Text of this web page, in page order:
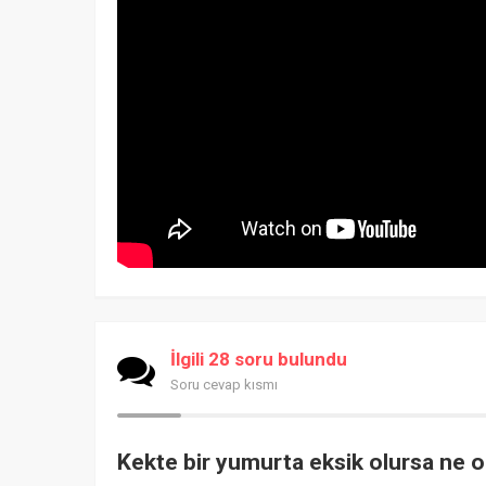
İlgili 28 soru bulundu
Soru cevap kısmı
Kekte bir yumurta eksik olursa ne